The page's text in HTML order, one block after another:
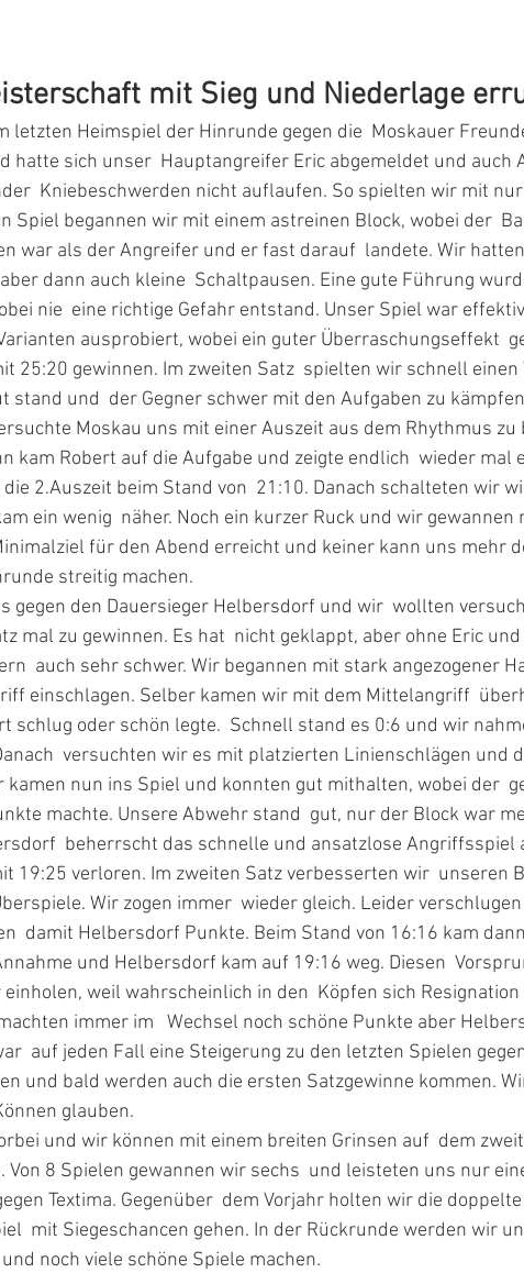
mit Sieg und Niederlage
letzten Heimspiel der Hinrunde gegen die  Moskauer
hatte sich unser  Hauptangreifer Eric abgemeldet und auch
Kniebeschwerden nicht auflaufen. So spielten wir mit
Spiel begannen wir mit einem astreinen Block, wobei der
war als der Angreifer und er fast darauf  landete. Wir
dann auch kleine  Schaltpausen. Eine gute Führung
nie  eine richtige Gefahr entstand. Unser Spiel war
ausprobiert, wobei ein guter Überraschungseffekt
25:20 gewinnen. Im zweiten Satz  spielten wir schnell einen
stand und  der Gegner schwer mit den Aufgaben zu
Moskau uns mit einer Auszeit aus dem Rhythmus zu
kam Robert auf die Aufgabe und zeigte endlich  wieder mal
2.Auszeit beim Stand von  21:10. Danach schalteten wir
ein wenig  näher. Noch ein kurzer Ruck und wir gewannen
für den Abend erreicht und keiner kann uns mehr
streitig machen.
mal zu gewinnen. Es hat  nicht geklappt, aber ohne Eric
auch sehr schwer. Wir begannen mit stark angezogener
einschlagen. Selber kamen wir mit dem Mittelangriff
schlug oder schön legte.  Schnell stand es 0:6 und wir
versuchten wir es mit platzierten Linienschlägen und
kamen nun ins Spiel und konnten gut mithalten, wobei der
machte. Unsere Abwehr stand  gut, nur der Block war
beherrscht das schnelle und ansatzlose Angriffsspiel
19:25 verloren. Im zweiten Satz verbesserten wir  unseren
Wir zogen immer  wieder gleich. Leider
damit Helbersdorf Punkte. Beim Stand von 16:16 kam
und Helbersdorf kam auf 19:16 weg. Diesen
weil wahrscheinlich in den  Köpfen sich
immer im   Wechsel noch schöne Punkte aber
auf jeden Fall eine Steigerung zu den letzten Spielen
und bald werden auch die ersten Satzgewinne kommen.
glauben.
Von 8 Spielen gewannen wir sechs  und leisteten uns nur
Textima. Gegenüber  dem Vorjahr holten wir die
mit Siegeschancen gehen. In der Rückrunde werden wir
noch viele schöne Spiele machen.